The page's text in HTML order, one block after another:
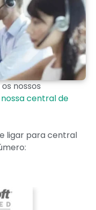
nossos
central de
ligar para central